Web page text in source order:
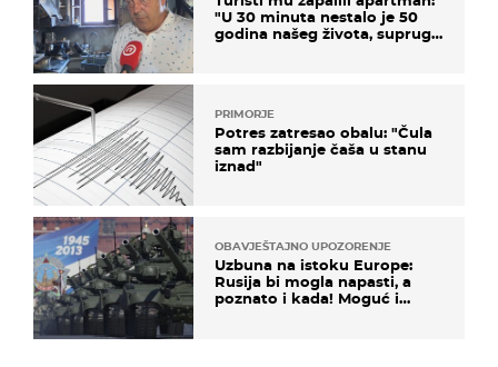
"U 30 minuta nestalo je 50
godina našeg života, supruga
PRIMORJE
Potres zatresao obalu: "Čula
sam razbijanje čaša u stanu
iznad"
OBAVJEŠTAJNO UPOZORENJE
Uzbuna na istoku Europe:
Rusija bi mogla napasti, a
poznato i kada! Moguć i